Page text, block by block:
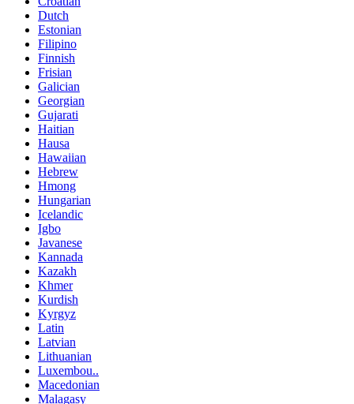
Dutch
Estonian
Filipino
Finnish
Frisian
Galician
Georgian
Gujarati
Haitian
Hausa
Hawaiian
Hebrew
Hmong
Hungarian
Icelandic
Igbo
Javanese
Kannada
Kazakh
Khmer
Kurdish
Kyrgyz
Latin
Latvian
Lithuanian
Luxembou..
Macedonian
Malagasy